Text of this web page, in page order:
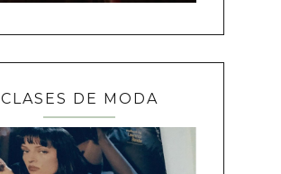
CLASES DE MODA